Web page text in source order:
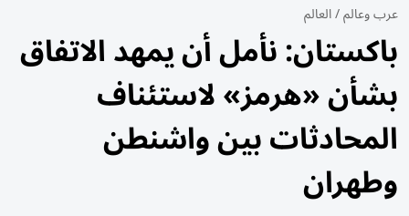
عرب وعالم/العالم
باكستان: نأمل أن يمهد الاتفاق
بشأن «هرمز» لاستئناف
المحادثات بين واشنطن
وطهران